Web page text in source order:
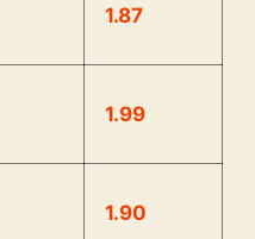
1.87
1.99
1.90